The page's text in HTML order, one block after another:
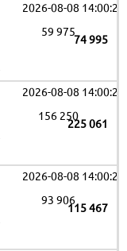
2026-08-08 14:00:29
74 995
59 975
2026-08-08 14:00:29
225 061
156 250
2026-08-08 14:00:29
115 467
93 906